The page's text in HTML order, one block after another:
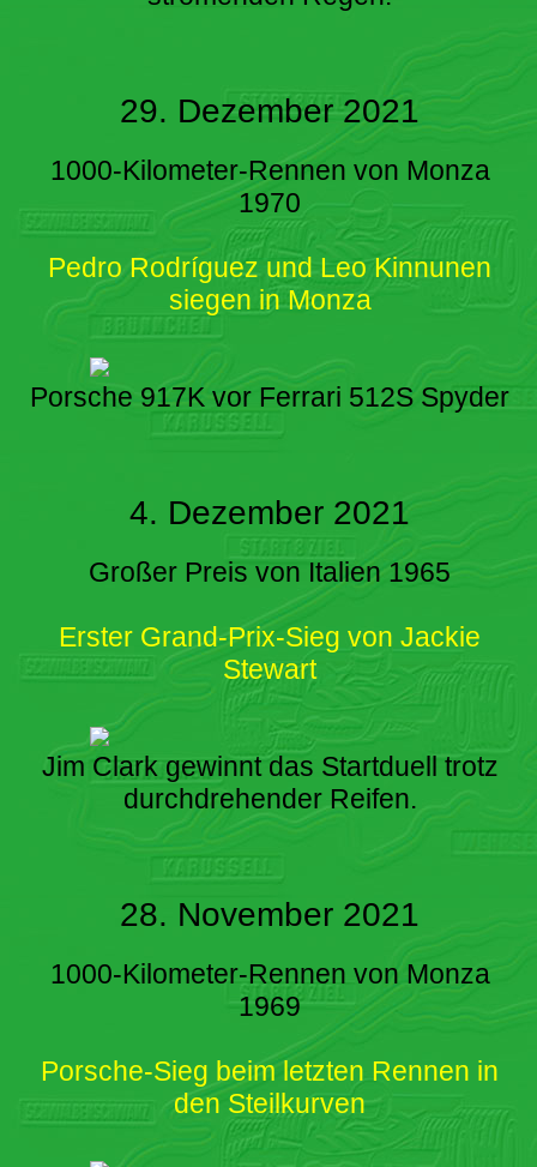
29. Dezember 2021
1000-Kilometer-Rennen von Monza
1970
Pedro Rodríguez und Leo Kinnunen
siegen in Monza
Porsche 917K vor Ferrari 512S Spyder
4. Dezember 2021
Großer Preis von Italien 1965
Erster Grand-Prix-Sieg von Jackie
Stewart
Jim Clark gewinnt das Startduell trotz
durchdrehender Reifen.
28. November 2021
1000-Kilometer-Rennen von Monza
1969
Porsche-Sieg beim letzten Rennen in
den Steilkurven